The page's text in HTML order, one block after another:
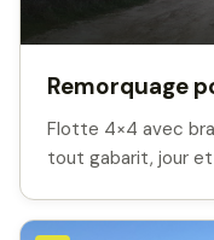
Remorquage
Flotte 4×4 avec
tout gabarit, jour